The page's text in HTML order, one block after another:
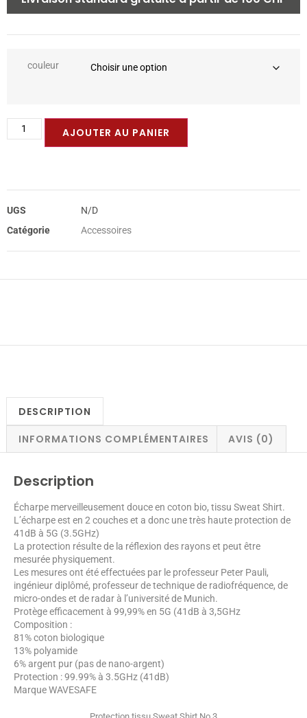
couleur
AJOUTER AU PANIER
UGS
N/D
Catégorie
Accessoires
DESCRIPTION
INFORMATIONS COMPLÉMENTAIRES AVIS (0)
Description
Écharpe merveilleusement douce en coton bio, tissu Sweat Shirt.
L’écharpe est en 2 couches et a donc une très haute protection de
41dB à 5G (3.5GHz)
La protection résulte de la réflexion des rayons et peut être
mesurée physiquement.
Les mesures ont été effectuées par le professeur Peter Pauli,
ingénieur diplômé, professeur de technique de radiofréquence, de
micro-ondes et de radar à l’université de Munich.
Protège efficacement à 99,99% en 5G (41dB à 3,5GHz
Composition :
81% coton biologique
13% polyamide
6% argent pur (pas de nano-argent)
Protection : 99.99% à 3.5GHz (41dB)
Marque WAVESAFE